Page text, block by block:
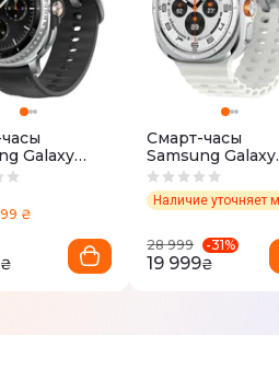
Galaxy
Classic
₴
₴
Смарт-часы
Samsung Galaxy
Watch Ultra
28 999 -31%
19 999₴